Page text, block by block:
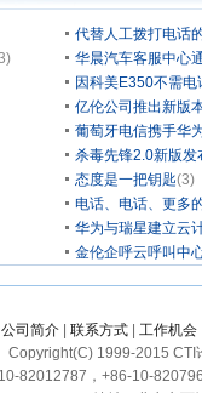
代替人工拨打电话
华晨汽车客服中心
因科美E350不需
亿伦公司推出新版
葡萄牙电信携手华
杀毒先锋2.0新版发
态度是一把钥匙(3)
电话、电话、更多
华为与瑞星建立云
金伦企呼云呼叫中
公司简介 联系方式 工作机会
Copyright(C) 1999-2015 CTI
82012787，+86-10-